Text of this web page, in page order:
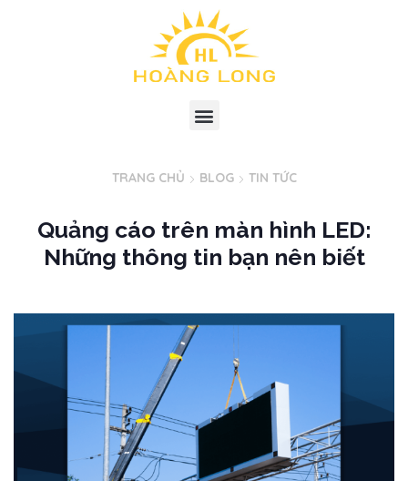
TRANG CHỦ BLOG TIN TỨC
Quảng cáo trên màn hình LED:
Những thông tin bạn nên biết